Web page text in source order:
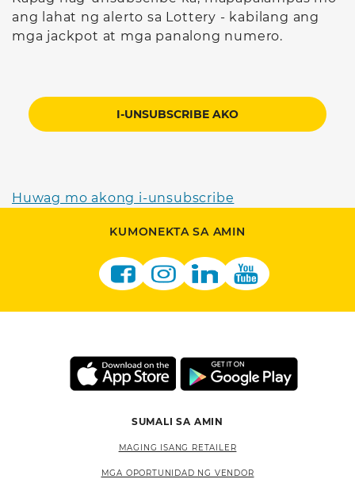
ang lahat ng alerto sa Lottery - kabilang ang
mga jackpot at mga panalong numero.
I-UNSUBSCRIBE AKO
Huwag mo akong i-unsubscribe
KUMONEKTA SA AMIN
SUMALI SA AMIN
MAGING ISANG RETAILER
MGA OPORTUNIDAD NG VENDOR